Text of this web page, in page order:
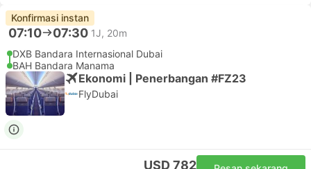
Konfirmasi instan
07:10 07:30 1J, 20m
DXB Bandara Internasional Dubai
BAH Bandara Manama
Ekonomi | Penerbangan #FZ23
FlyDubai
USD 782